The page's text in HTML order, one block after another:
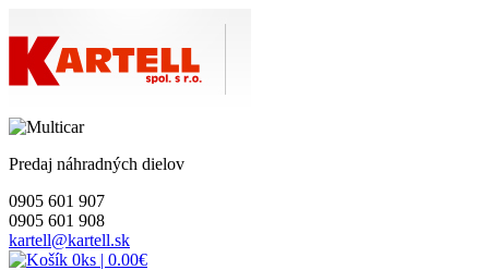
to
content
Predaj náhradných dielov
0905 601 907
0905 601 908
kartell@kartell.sk
0ks | 0.00€